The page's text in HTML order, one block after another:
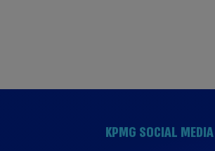
KPMG SOCIAL MEDIA